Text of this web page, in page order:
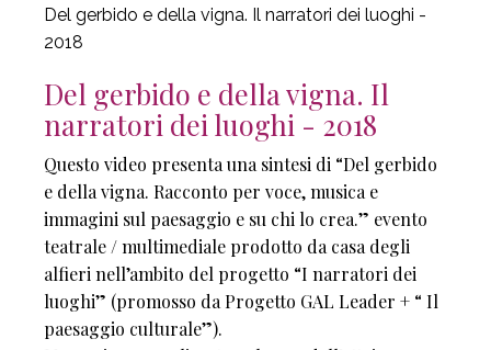
Del gerbido e della vigna. Il narratori dei luoghi -
2018
Del gerbido e della vigna. Il
narratori dei luoghi - 2018
Questo video presenta una sintesi di “Del gerbido
e della vigna. Racconto per voce, musica e
immagini sul paesaggio e su chi lo crea.” evento
teatrale / multimediale prodotto da casa degli
alfieri nell’ambito del progetto “I narratori dei
luoghi” (promosso da Progetto GAL Leader + “ Il
paesaggio culturale”).